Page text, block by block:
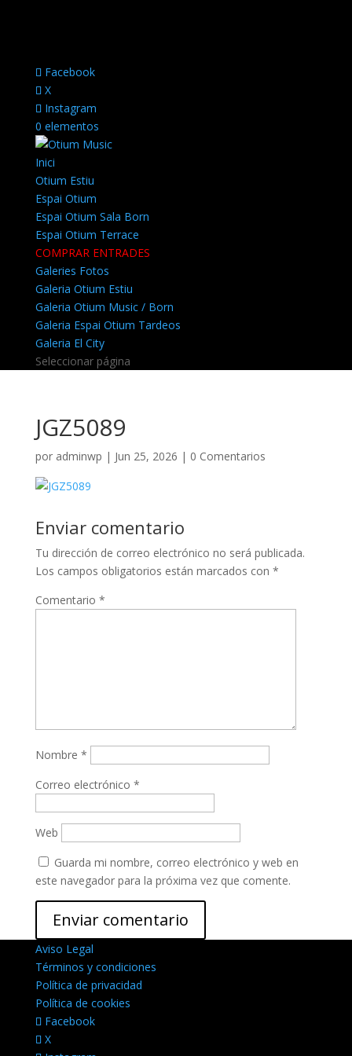
Facebook
X
Instagram
0 elementos
Inici
Otium Estiu
Espai Otium
Espai Otium Sala Born
Espai Otium Terrace
COMPRAR ENTRADES
Galeries Fotos
Galeria Otium Estiu
Galeria Otium Music / Born
Galeria Espai Otium Tardeos
Galeria El City
Seleccionar página
JGZ5089
por adminwp | Jun 25, 2026 | 0 Comentarios
Enviar comentario
Tu dirección de correo electrónico no será publicada.
Los campos obligatorios están marcados con *
Comentario *
Nombre *
Correo electrónico *
Web
Guarda mi nombre, correo electrónico y web en
este navegador para la próxima vez que comente.
Aviso Legal
Términos y condiciones
Política de privacidad
Política de cookies
Facebook
X